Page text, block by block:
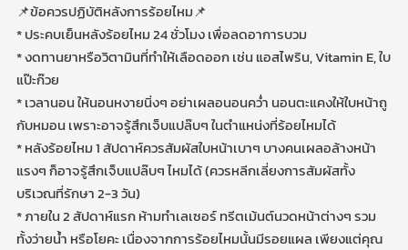
📌ข้อควรปฏิบัติหลังการร้อยไหม📌
* ประคบเย็นหลังร้อยไหม 24 ชั่วโมง เพื่อลดอาการบวม
* งดทานยาหรือวิตามินที่ทำให้เลือดออก เช่น แอสไพริน, Vitamin E, ใบ
แป๊ะก๊วย
* เวลานอน ให้นอนหงายนิ่งๆ อย่าเผลอนอนคว่ำ นอนตะแคงให้ใบหน้าถู
กับหมอน เพราะอาจรู้สึกเจ็บแปล๊บๆ ในตำแหน่งที่ร้อยไหมได้
* หลังร้อยไหม 1 สัปดาห์ควรสัมผัสใบหน้าเบาๆ บางคนเผลอล้างหน้า
แรงๆ ก็อาจรู้สึกเจ็บแปล๊บๆ ไหมได้ (ควรหลีกเลี่ยงการสัมผัสทั้ง
บริเวณที่รักษา 2-3 วัน)
* ภายใน 2 สัปดาห์แรก ห้ามทำเลเซอร์ ทรีตเม้นต์นวดหน้าต่างๆ รวม
ทั้งว่ายน้ำ หรือโยคะ เนื่องจากการร้อยไหมนั้นมีรอยแผล เพียงแต่คุณ